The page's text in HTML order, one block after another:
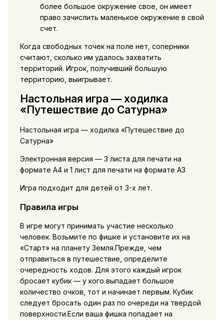
более большое окружение свое, он имеет
право зачислить маленькое окружение в свой
счет.
Когда свободных точек на поле нет, соперники
считают, сколько им удалось захватить
территорий. Игрок, получивший большую
территорию, выигрывает.
Настольная игра — ходилка
«Путешествие до Сатурна»
Настольная игра — ходилка «Путешествие до
Сатурна»
Электронная версия — 3 листа для печати на
формате А4 и 1 лист для печати на формате А3
Игра подходит для детей от 3-х лет.
Правила игры
В игре могут принимать участие несколько
человек. Возьмите по фишке и установите их на
«Старт» на планету Земля.Прежде, чем
отправиться в путешествие, определите
очередность ходов. Для этого каждый игрок
бросает кубик — у кого выпадает большое
количество очков, тот и начинает первым. Кубик
следует бросать один раз по очереди на твердой
поверхности.Если ваша фишка попадает на